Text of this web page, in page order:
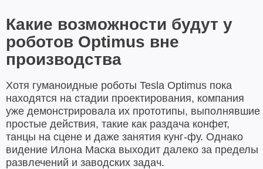
Какие возможности будут у
роботов Optimus вне
производства
Хотя гуманоидные роботы Tesla Optimus пока
находятся на стадии проектирования, компания
уже демонстрировала их прототипы, выполнявшие
простые действия, такие как раздача конфет,
танцы на сцене и даже занятия кунг-фу. Однако
видение Илона Маска выходит далеко за пределы
развлечений и заводских задач.